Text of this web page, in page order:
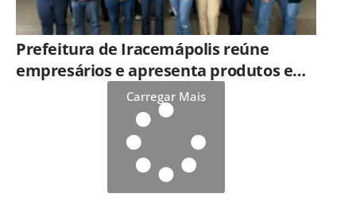
Prefeitura de Iracemápolis reúne
empresários e apresenta produtos e
serviços do Governo do Estado
Carregar Mais